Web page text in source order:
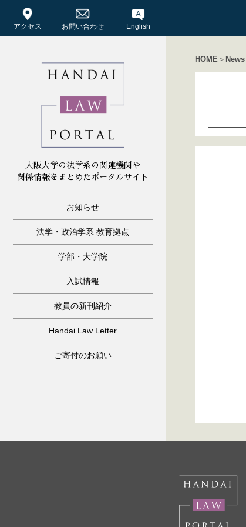
アクセス お問い合わせ English
大阪大学の法学系の関連機関や
関係情報をまとめたポータルサイト
お知らせ
法学・政治学系 教育拠点
学部・大学院
入試情報
教員の新刊紹介
Handai Law Letter
ご寄付のお願い
HOME ＞ News